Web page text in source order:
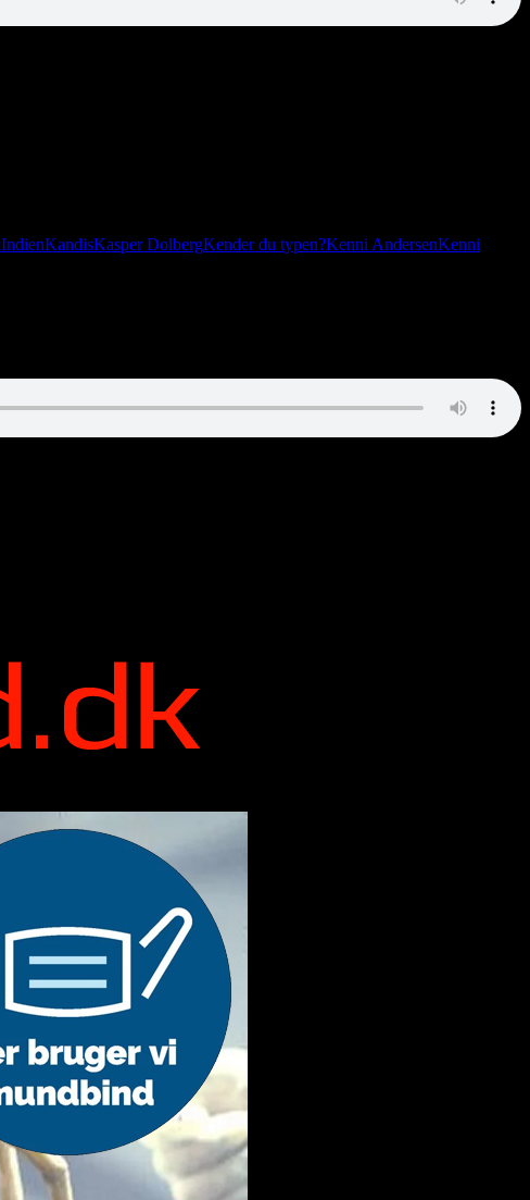
IndienKandisKasper DolbergKender du typen?Kenni AndersenKenni